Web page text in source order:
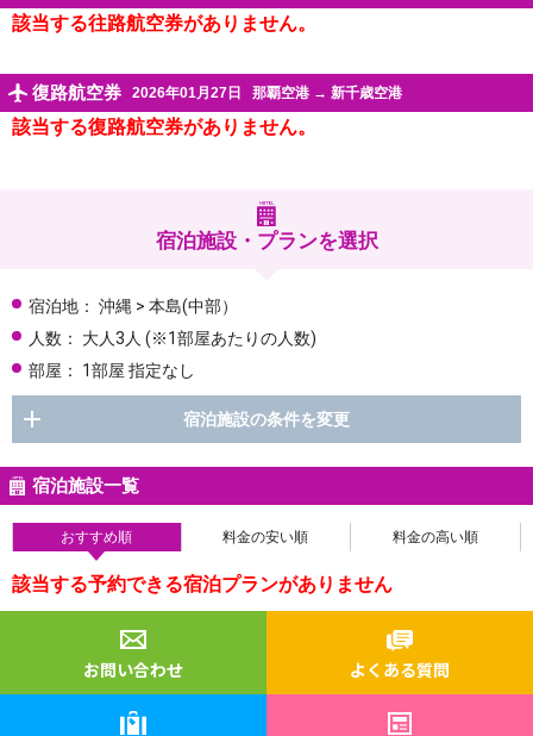
該当する往路航空券がありません。
復路航空券 2026年01月27日 那覇空港 → 新千歳空港
該当する復路航空券がありません。
宿泊施設・プランを選択
宿泊地： 沖縄 > 本島(中部）
人数：
大人3人 (※1部屋あたりの人数)
部屋：
1部屋 指定なし
宿泊施設の条件を変更
宿泊施設一覧
おすすめ順 料金の安い順 料金の高い順
該当する予約できる宿泊プランがありません
お問い合わせ よくある質問